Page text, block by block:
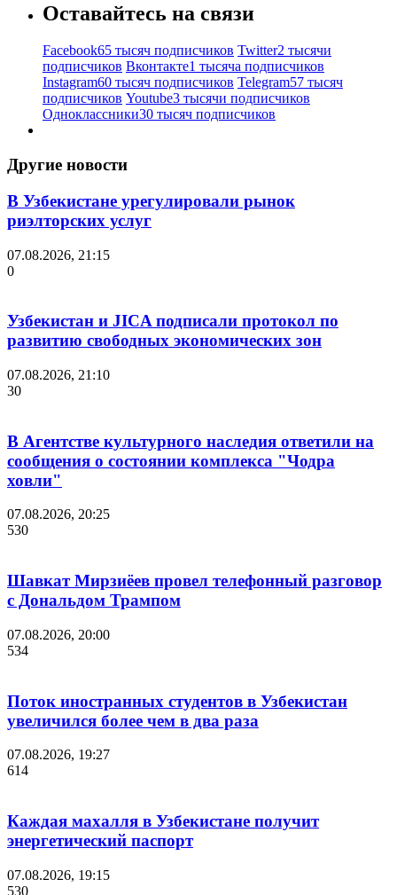
Оставайтесь на связи
Facebook65 тысяч подписчиков Twitter2 тысячи
подписчиков Вконтакте1 тысяча подписчиков
Instagram60 тысяч подписчиков Telegram57 тысяч
подписчиков Youtube3 тысячи подписчиков
Одноклассники30 тысяч подписчиков
Другие новости
В Узбекистане урегулировали рынок
риэлторских услуг
07.08.2026, 21:15
0
Узбекистан и JICA подписали протокол по
развитию свободных экономических зон
07.08.2026, 21:10
30
В Агентстве культурного наследия ответили на
сообщения о состоянии комплекса "Чодра
ховли"
07.08.2026, 20:25
530
Шавкат Мирзиёев провел телефонный разговор
с Дональдом Трампом
07.08.2026, 20:00
534
Поток иностранных студентов в Узбекистан
увеличился более чем в два раза
07.08.2026, 19:27
614
Каждая махалля в Узбекистане получит
энергетический паспорт
07.08.2026, 19:15
530